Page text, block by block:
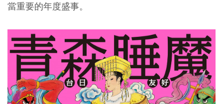
當重要的年度盛事。